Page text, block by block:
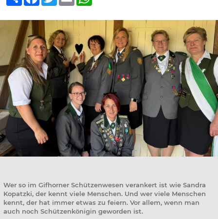
Wer so im Gifhorner Schützenwesen verankert ist wie Sandra
Kopatzki, der kennt viele Menschen. Und wer viele Menschen
kennt, der hat immer etwas zu feiern. Vor allem, wenn man
auch noch Schützenkönigin geworden ist.